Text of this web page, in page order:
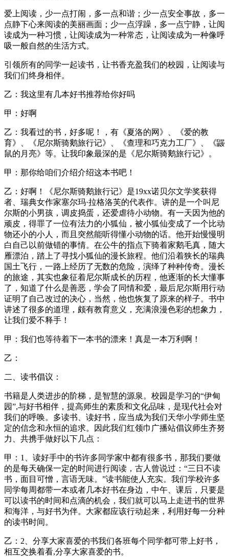
爱上阅读，少一点打闹，多一点和谐；少一点安全事故，多一
点静下心来阅读的美丽画面；少一点浮躁，多一点宁静，让阅
读成为一种习惯，让阅读成为一种常态，让阅读成为一种像呼
吸一般自然的生活方式。
引领所有的同学一起读书，让书香充盈我们的校园，让阅读与
我们们终身相伴。
乙：我这里有几本好书推荐给你好吗
甲：好啊
乙：我看过的书，好多呢！，有《夏洛的网》、《爱的教
育》、《尼尔斯骑鹅旅行记》、《查理和巧克力工厂》、《鼹
鼠的月亮》等。让我印象最深的是《尼尔斯骑鹅旅行记》。
甲：那你给咱们介绍介绍这本书吧！
乙：好啊！《尼尔斯骑鹅旅行记》是19xx诺贝尔文学奖获得
者、瑞典女作家塞尔玛·拉格洛芙的代表作。讲的是一个叫尼
尔斯的小男孩，调皮捣蛋，还爱虐待小动物。有一天因为他的
顽皮，得罪了一位有法力的小狐仙，被小狐仙变成了一个比动
物还小的小人，而且突然能听得懂小动物的话。他开始慢慢明
白自己以前做错的事情。在公牛的指点下骑着家鹅毛真，随大
雁漂泊，踏上了寻找小狐仙的漫长旅程。他们沿着狭长的瑞典
国土飞行，一路上经历了无数的危险，演绎了种种传奇。漫长
的旅途，其实也象征着尼尔斯成长的历程，他逐渐的长大懂事
了，知道了什么是善恶，学会了同情和爱，最后尼尔斯用行动
证明了自己改过的决心，当然，他也恢复了原来的样子。书中
讲述了很多的道理，颇有教育意义，充满浪漫色彩的想象力，
让我们爱不释手！
甲：我们也等待着下一本书的漂来！真是一本万利啊！
乙：
二、读书倡议：
书籍是人类进步的阶梯，是智慧的源泉。校园是学习的“伊甸
园”,与好书相伴，提高师生的素质和文化品味，是现代社会对
我们的呼唤。多读书、读好书，应当成为我们天华小学师生坚
定的信念和永恒的追求。因此我们红领巾广播站倡议师生齐努
力、共携手做好以下几点：
甲：1、读好手中的书许多同学家中都有很多书，那我们要做
的是每天确保一定的时间进行阅读，古人曾说过：“三日不读
书，面目可憎，言语无味。”读书能使人充实。我们学校许多
同学每周都带一本或者几本好书在身边，中午、课后，只要是
可以读书的时间和点滴的机会，我们就可以马上走进书的世界
和海洋，与好书为伴。大家都应该行动起来，利用好每一分种
的读书时间。
乙：2、分享大家喜爱的书我们各班每个同学都可带上好书，
相互交换着看,分享大家喜爱的书。